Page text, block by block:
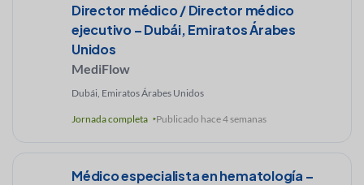
Director médico / Director médico
ejecutivo – Dubái, Emiratos Árabes
Unidos
MediFlow
Dubái, Emiratos Árabes Unidos
Jornada completa Publicado hace 4 semanas
Médico especialista en hematología –